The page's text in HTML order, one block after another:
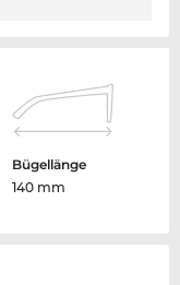
Bügellänge
140 mm